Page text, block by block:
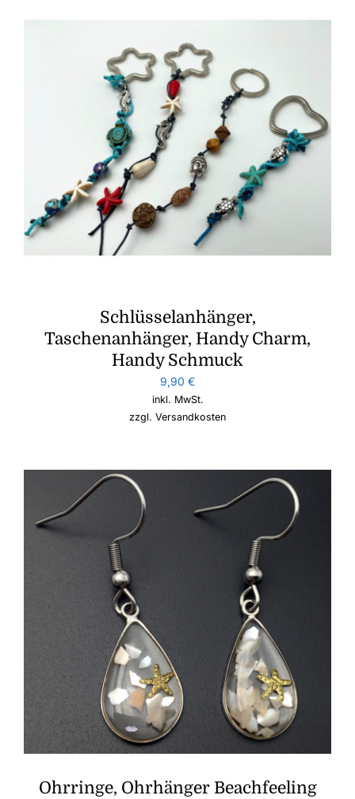
Schlüsselanhänger,
Taschenanhänger, Handy Charm,
Handy Schmuck
9,90 €
inkl. MwSt.
zzgl. Versandkosten
Ohrringe, Ohrhänger Beachfeeling